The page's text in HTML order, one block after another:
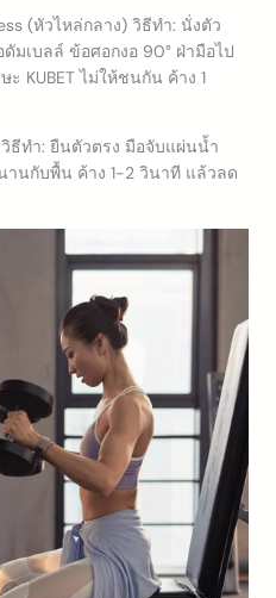
(หัวไหล่กลาง) วิธีทำ: นั่งตัว
มเบลล์ ข้อศอกงอ 90° ฝ่ามือไป
KUBET ไม่ให้ชนกัน ค้าง 1
ธีทำ: ยืนตัวตรง มือจับแผ่นน้ำ
นกับพื้น ค้าง 1-2 วินาที แล้วลด